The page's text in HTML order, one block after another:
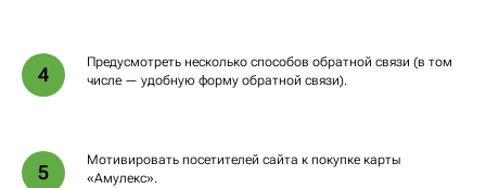
4
Предусмотреть несколько способов обратной связи (в том
числе — удобную форму обратной связи).
5
Мотивировать посетителей сайта к покупке карты
«Амулекс».